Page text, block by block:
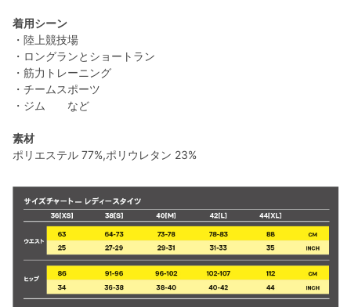
着用シーン
・陸上競技場
・ロングランとショートラン
・筋力トレーニング
・チームスポーツ
・ジム など
素材
ポリエステル 77%,ポリウレタン 23%